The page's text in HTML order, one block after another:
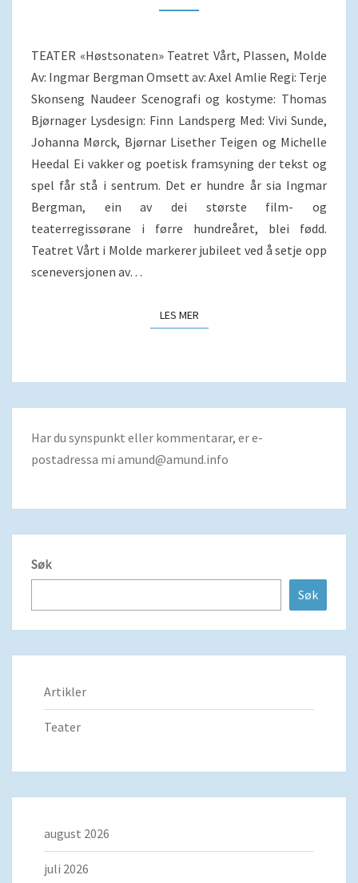
TEATER «Høstsonaten» Teatret Vårt, Plassen, Molde
Av: Ingmar Bergman Omsett av: Axel Amlie Regi: Terje
Skonseng Naudeer Scenografi og kostyme: Thomas
Bjørnager Lysdesign: Finn Landsperg Med: Vivi Sunde,
Johanna Mørck, Bjørnar Lisether Teigen og Michelle
Heedal Ei vakker og poetisk framsyning der tekst og
spel får stå i sentrum. Det er hundre år sia Ingmar
Bergman, ein av dei største film- og
teaterregissørane i førre hundreåret, blei fødd.
Teatret Vårt i Molde markerer jubileet ved å setje opp
sceneversjonen av…
LES MERLES MER
Har du synspunkt eller kommentarar, er e-
postadressa mi amund@amund.info
Søk
Søk
Artikler
Teater
august 2026
juli 2026